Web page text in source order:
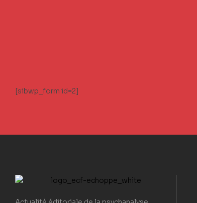
[sibwp_form id=2]